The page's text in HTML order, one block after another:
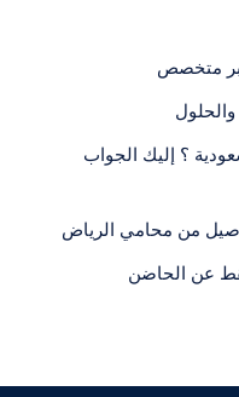
متخصص
والحلول
؟ إليك الجواب
من محامي الرياض
عن الحاضن